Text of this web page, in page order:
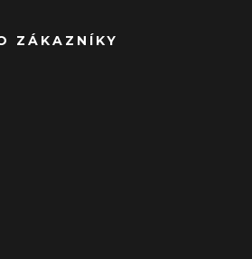
ZÁKAZNÍKY